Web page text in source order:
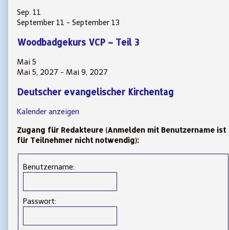
Sep. 11
September 11 - September 13
Woodbadgekurs VCP – Teil 3
Mai 5
Mai 5, 2027 - Mai 9, 2027
Deutscher evangelischer Kirchentag
Kalender anzeigen
Zugang für Redakteure (Anmelden mit Benutzername ist
für Teilnehmer nicht notwendig):
Benutzername:
Passwort: